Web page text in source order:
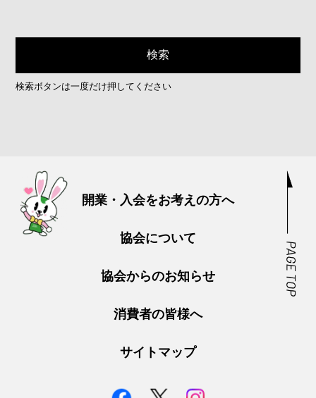
検索ボタンは一度だけ押してください
開業・入会をお考えの方へ
協会について
協会からのお知らせ
消費者の皆様へ
サイトマップ